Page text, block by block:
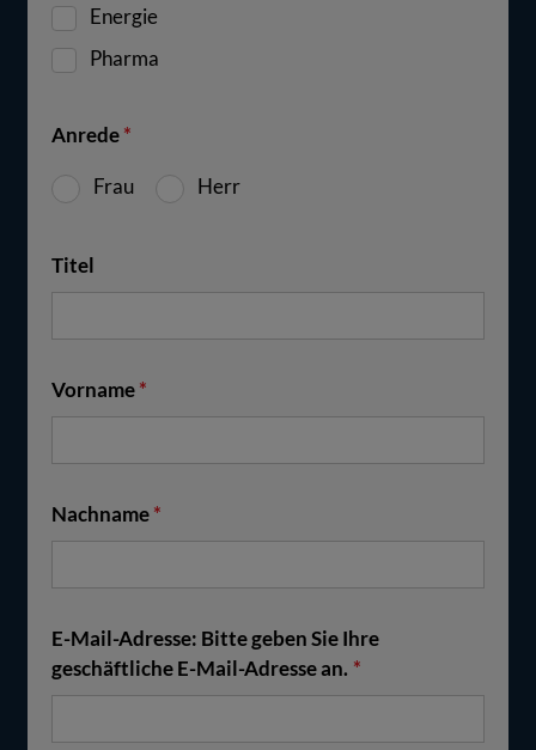
Energie
Pharma
Anrede *
Frau Herr
Titel
Vorname *
Nachname *
E-Mail-Adresse: Bitte geben Sie Ihre
geschäftliche E-Mail-Adresse an. *